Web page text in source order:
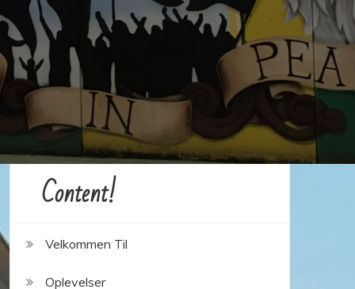
Content!
Velkommen Til
Oplevelser